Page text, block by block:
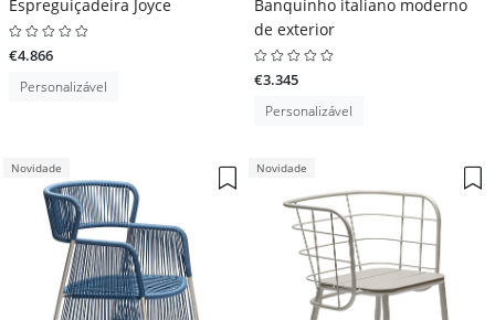
Espreguiçadeira Joyce
€4.866
Personalizável
Banquinho italiano moderno
de exterior
€3.345
Personalizável
Novidade Novidade